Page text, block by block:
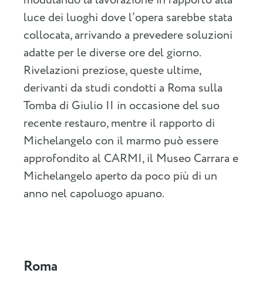
luce dei luoghi dove l’opera sarebbe stata
collocata, arrivando a prevedere soluzioni
adatte per le diverse ore del giorno.
Rivelazioni preziose, queste ultime,
derivanti da studi condotti a Roma sulla
Tomba di Giulio II in occasione del suo
recente restauro, mentre il rapporto di
Michelangelo con il marmo può essere
approfondito al CARMI, il Museo Carrara e
Michelangelo aperto da poco più di un
anno nel capoluogo apuano.
Roma